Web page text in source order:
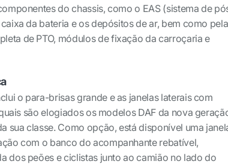
do chassis, como o EAS (sistema de
da bateria e os depósitos de ar, bem como pela
de PTO, módulos de fixação da carroçaria e
o para-brisas grande e as janelas laterais com
são elogiados os modelos DAF da nova
sua classe. Como opção, está disponível uma
com o banco do acompanhante rebatível,
dos peões e ciclistas junto ao camião no lado do